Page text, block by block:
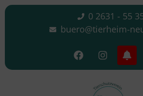
0 2631 - 55
buero@tierheim-